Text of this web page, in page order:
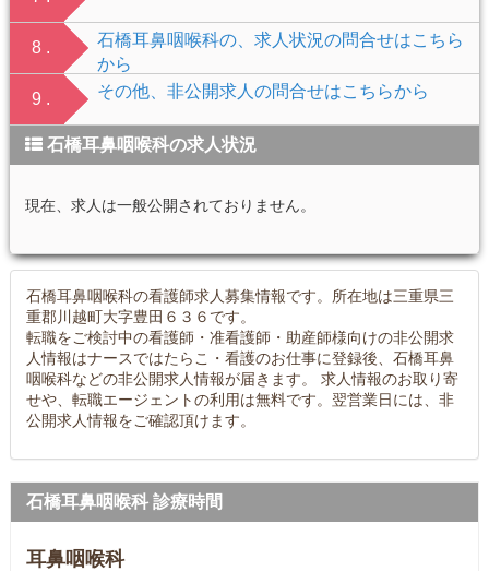
8 .
石橋耳鼻咽喉科の、求人状況の問合せはこちら
から
9 .
その他、非公開求人の問合せはこちらから
石橋耳鼻咽喉科の求人状況
現在、求人は一般公開されておりません。
石橋耳鼻咽喉科の看護師求人募集情報です。所在地は三重県三
重郡川越町大字豊田６３６です。
転職をご検討中の看護師・准看護師・助産師様向けの非公開求
人情報はナースではたらこ・看護のお仕事に登録後、石橋耳鼻
咽喉科などの非公開求人情報が届きます。 求人情報のお取り寄
せや、転職エージェントの利用は無料です。翌営業日には、非
公開求人情報をご確認頂けます。
石橋耳鼻咽喉科 診療時間
耳鼻咽喉科